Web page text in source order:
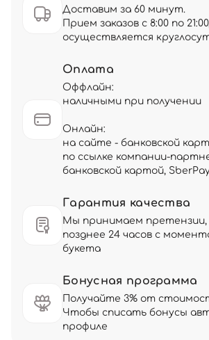
Доставим за 60 минут.
Прием заказов с 8:00 по
осуществляется
Оплата
Оффлайн:
наличными при получении
Онлайн:
на сайте - банковской
по ссылке компании-
банковской картой,
Гарантия качества
Мы принимаем претензии,
позднее 24 часов с
букета
Бонусная программа
Получайте 3% от
Чтобы списать бонусы
профиле